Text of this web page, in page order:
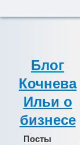
Блог
Кочнева
Ильи о
бизнесе
Посты